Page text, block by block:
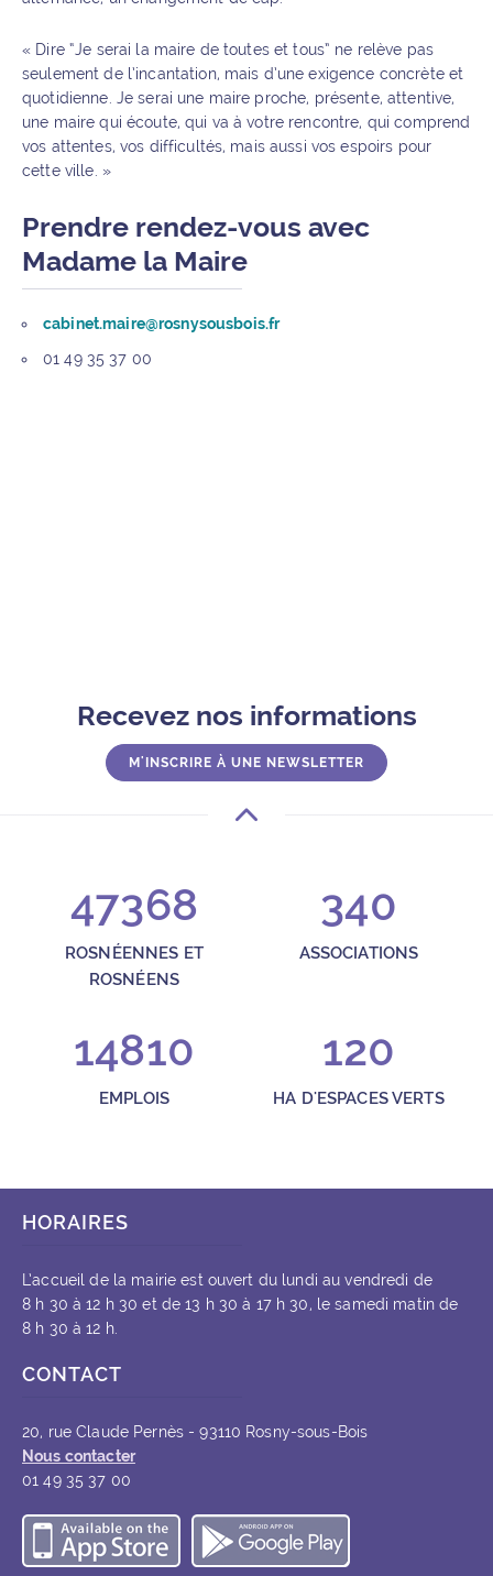
« Dire “Je serai la maire de toutes et tous” ne relève pas
seulement de l’incantation, mais d’une exigence concrète et
quotidienne. Je serai une maire proche, présente, attentive,
une maire qui écoute, qui va à votre rencontre, qui comprend
vos attentes, vos difficultés, mais aussi vos espoirs pour
cette ville. »
Prendre rendez-vous avec
Madame la Maire
cabinet.maire@rosnysousbois.fr
01 49 35 37 00
Recevez nos informations
M'INSCRIRE À UNE NEWSLETTER
47368
ROSNÉENNES ET
ROSNÉENS
340
ASSOCIATIONS
14810
EMPLOIS
120
HA D'ESPACES VERTS
HORAIRES
L’accueil de la mairie est ouvert du lundi au vendredi de
8 h 30 à 12 h 30 et de 13 h 30 à 17 h 30, le samedi matin de
8 h 30 à 12 h.
CONTACT
20, rue Claude Pernès - 93110 Rosny-sous-Bois
Nous contacter
01 49 35 37 00
Télécharger l’application iOS